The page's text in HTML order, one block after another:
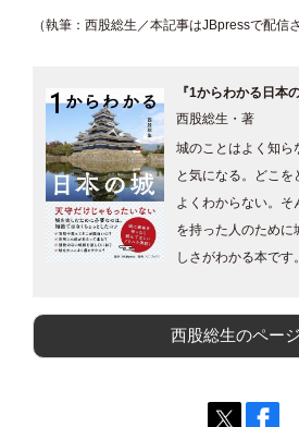
（執筆：西股総生／本記事はJBpressで配信
『1からわかる日本
西股総生・著
城のことはよく知ら
と気になる。どこを
よくわからない。
を持った人のために
しさがわかる本です。
西股総生のペー